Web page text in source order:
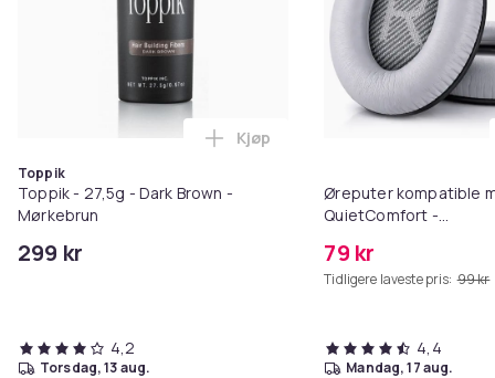
Toppik
Toppik - 27,5g - Dark Brown -
Mørkebrun
299 kr
Legg Toppik - 27,5g - Dark
Kjøp
4,2
torsdag, 13 aug.
Øreputer kompatible
QuietComfort -
79 kr
Tidligere laveste pris: 99 kr
4,4
mandag, 17 aug.